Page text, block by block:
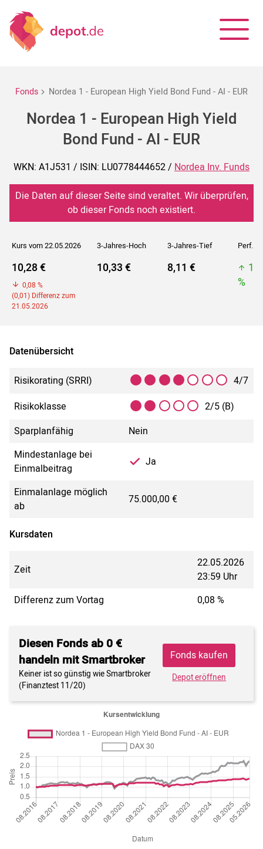
Fonds Nordea 1 - European High Yield Bond Fund - AI - EUR
Nordea 1 - European High Yield
Bond Fund - AI - EUR
WKN: A1J531 / ISIN: LU0778444652 / Nordea Inv. Funds
Die Daten auf dieser Seite sind veraltet. Wir überprüfen,
ob dieser Fonds noch existiert.
Kurs vom 22.05.2026 3-Jahres-Hoch 3-Jahres-Tief Perf. 5J
10,28 €
0,08 %
(0,01) Differenz zum
21.05.2026
10,33 € 8,11 €
%
Datenübersicht
Risikorating (SRRI)
4/7
Risikoklasse
2/5 (B)
Sparplanfähig
Nein
Mindestanlage bei
Einmalbeitrag
Ja
Einmalanlage möglich
ab
75.000,00 €
Kursdaten
Zeit
22.05.2026
23:59 Uhr
Differenz zum Vortag
0,08 %
Diesen Fonds ab 0 €
handeln mit Smartbroker
Keiner ist so günstig wie Smartbroker
(Finanztest 11/20)
Fonds kaufen
Depot eröffnen